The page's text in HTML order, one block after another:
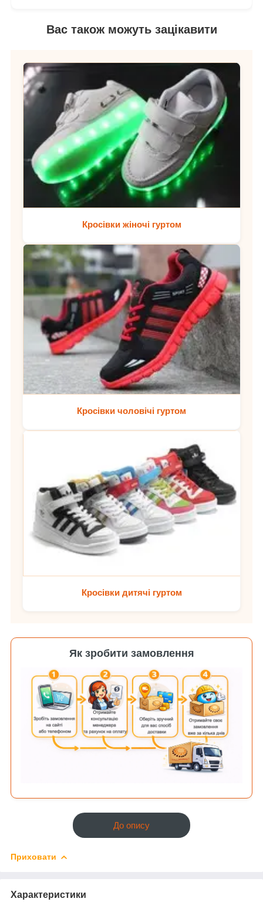
Вас також можуть зацікавити
Кросівки жіночі гуртом
Кросівки чоловічі гуртом
Кросівки дитячі гуртом
Як зробити замовлення
До опису
Приховати
Характеристики